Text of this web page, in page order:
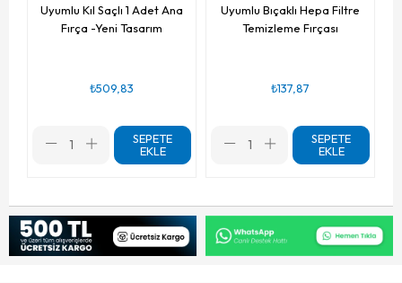
Uyumlu Kıl Saçlı 1 Adet Ana
Fırça -Yeni Tasarım
₺509,83
SEPETE
EKLE
Uyumlu Bıçaklı Hepa Filtre
Temizleme Fırçası
₺137,87
SEPETE
EKLE